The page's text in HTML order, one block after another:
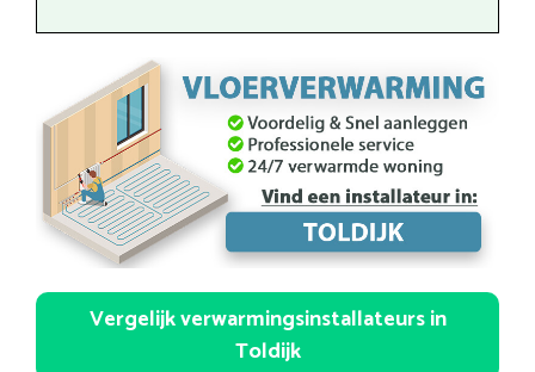
Vergelijk verwarmingsinstallateurs in
Toldijk